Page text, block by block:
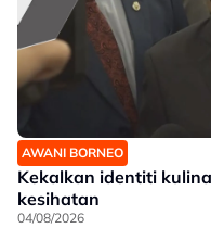
AWANI BORNEO
Kekalkan identiti
kesihatan
04/08/2026